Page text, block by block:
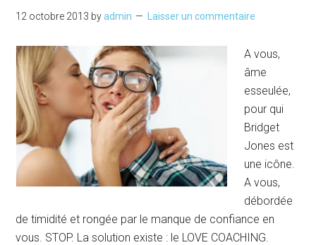
12 octobre 2013 byadmin Laisser un commentaire
A vous,
âme
esseulée,
pour qui
Bridget
Jones est
une icône.
A vous,
débordée
de timidité et rongée par le manque de confiance en
vous. STOP. La solution existe : le LOVE COACHING.